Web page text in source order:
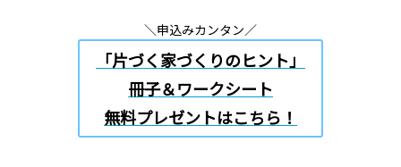
＼申込みカンタン／
「片づく家づくりのヒント」
冊子＆ワークシート
無料プレゼントはこちら！